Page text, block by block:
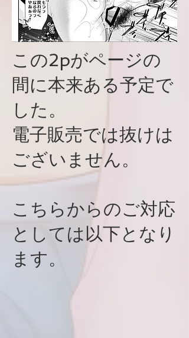
この2pがページの
間に本来ある予定で
した。
電子販売では抜けは
ございません。
こちらからのご対応
としては以下となり
ます。